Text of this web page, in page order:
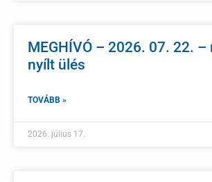
MEGHÍVÓ – 2026. 07. 22. –
nyílt ülés
TOVÁBB »
2026. július 17.